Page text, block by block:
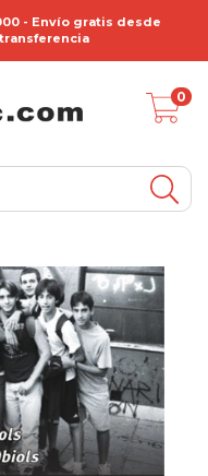
- Envío gratis desde
transferencia
0